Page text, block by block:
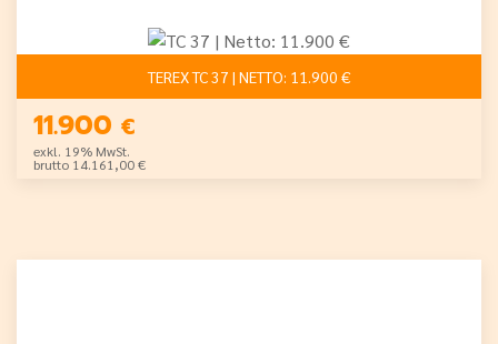
TEREX TC 37 | NETTO: 11.900 €
11.900 €
exkl. 19% MwSt.
brutto 14.161,00 €